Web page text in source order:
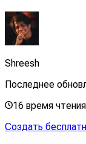
Shreesh
Последнее
16 время чтения
Создать